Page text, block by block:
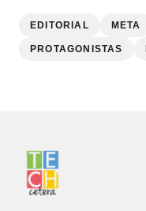
EDITORIAL META
PROTAGONISTAS